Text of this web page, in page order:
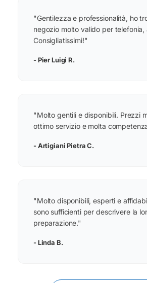
"Gentilezza e professionalità, ho
negozio molto valido per telefonia,
Consigliatissimi!"
- Pier Luigi R.
"Molto gentili e disponibili. Prezzi
ottimo servizio e molta
- Artigiani Pietra C.
"Molto disponibili, esperti e
sono sufficienti per descrivere la
preparazione."
- Linda B.